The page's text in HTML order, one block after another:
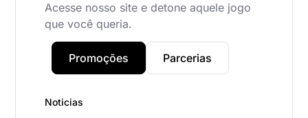
Acesse nosso site e detone aquele jogo
que você queria.
Promoções Parcerias
Noticias